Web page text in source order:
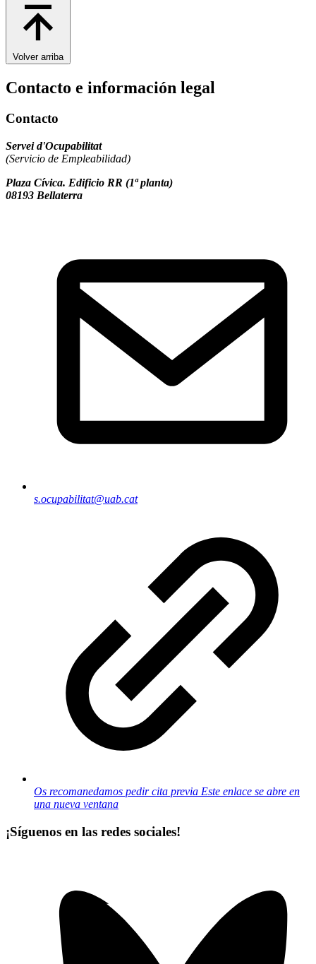
Volver arriba
Contacto e información legal
Contacto
Servei d'Ocupabilitat
(Servicio de Empleabilidad)
Plaza Cívica. Edificio RR (1ª planta)
08193 Bellaterra
s.ocupabilitat@uab.cat
Os recomanedamos pedir cita previa Este enlace se abre en
una nueva ventana
¡Síguenos en las redes sociales!